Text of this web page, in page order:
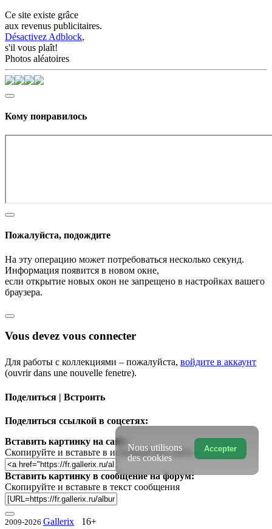
Ce site existe grâce
aux revenus publicitaires.
Désactivez Adblock,
s'il vous plaît!
Photos aléatoires
Кому понравилось
Пожалуйста, подождите
На эту операцию может потребоваться несколько секунд.
Информация появится в новом окне,
если открытие новых окон не запрещено в настройках вашего
браузера.
Vous devez vous connecter
Для работы с коллекциями – пожалуйста, войдите в аккаунт
(ouvrir dans une nouvelle fenetre).
Поделиться | Встроить
Поделиться ссылкой в соцсетях:
Вставить картинку на сайт:
Скопируйте и вставьте в исходный код сайта
Вставить картинку в сообщение на форум:
Скопируйте и вставьте в текст сообщения
2009-2026 Gallerix 16+
Accepter
Nous utilisons
des cookies